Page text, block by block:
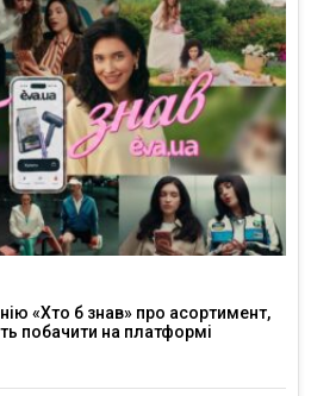
«Хто б знав» про асортимент,
побачити на платформі